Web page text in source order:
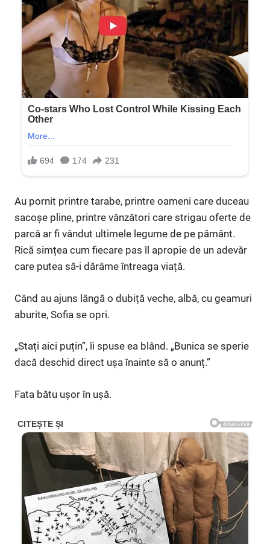
Au pornit printre tarabe, printre oameni care duceau
sacoșe pline, printre vânzători care strigau oferte de
parcă ar fi vândut ultimele legume de pe pământ.
Rică simțea cum fiecare pas îl apropie de un adevăr
care putea să-i dărâme întreaga viață.
Când au ajuns lângă o dubiță veche, albă, cu geamuri
aburite, Sofia se opri.
„Stați aici puțin”, îi spuse ea blând. „Bunica se sperie
dacă deschid direct ușa înainte să o anunț.”
Fata bătu ușor în ușă.